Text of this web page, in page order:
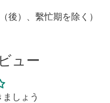
後）、繫忙期を除く）
ュー
しょう